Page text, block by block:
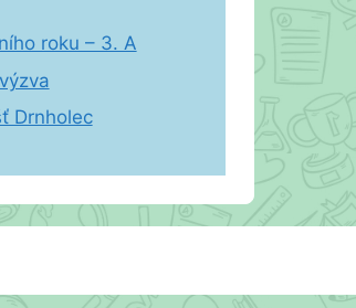
roku – 3. A
Drnholec